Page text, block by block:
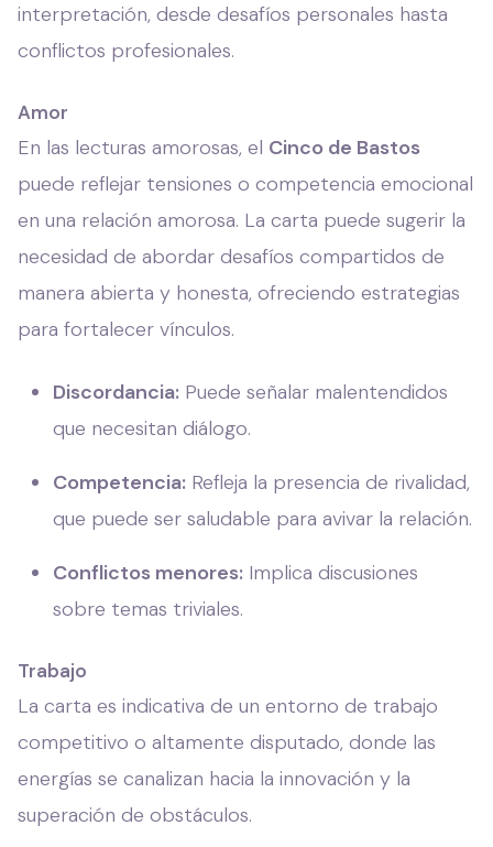
interpretación, desde desafíos personales hasta
conflictos profesionales.
Amor
En las lecturas amorosas, el Cinco de Bastos
puede reflejar tensiones o competencia emocional
en una relación amorosa. La carta puede sugerir la
necesidad de abordar desafíos compartidos de
manera abierta y honesta, ofreciendo estrategias
para fortalecer vínculos.
Discordancia: Puede señalar malentendidos
que necesitan diálogo.
Competencia: Refleja la presencia de rivalidad,
que puede ser saludable para avivar la relación.
Conflictos menores: Implica discusiones
sobre temas triviales.
Trabajo
La carta es indicativa de un entorno de trabajo
competitivo o altamente disputado, donde las
energías se canalizan hacia la innovación y la
superación de obstáculos.